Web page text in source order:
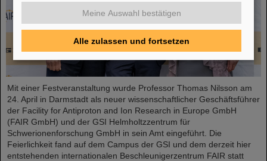
Mit einer Festveranstaltung wurde Professor Thomas Nilsson am
24. April in Darmstadt als neuer wissenschaftlicher Geschäftsführer
der Facility for Antiproton and Ion Research in Europe GmbH
(FAIR GmbH) und der GSI Helmholtzzentrum für
Schwerionenforschung GmbH in sein Amt eingeführt. Die
Feierlichkeit fand auf dem Campus der GSI und dem derzeit hier
entstehenden internationalen Beschleunigerzentrum FAIR statt
Meine Auswahl bestätigen
Alle zulassen und fortsetzen